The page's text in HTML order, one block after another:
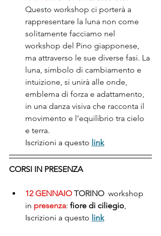
Questo workshop ci porterà a
rappresentare la luna non come
solitamente facciamo nel
workshop del Pino giapponese,
ma attraverso le sue diverse fasi. La
luna, simbolo di cambiamento e
intuizione, si unirà alle onde,
emblema di forza e adattamento,
in una danza visiva che racconta il
movimento e l’equilibrio tra cielo
e terra.
Iscrizioni a questo link
CORSI IN PRESENZA
12 GENNAIO TORINO workshop
in presenza: fiore di ciliegio
Iscrizioni a questo link